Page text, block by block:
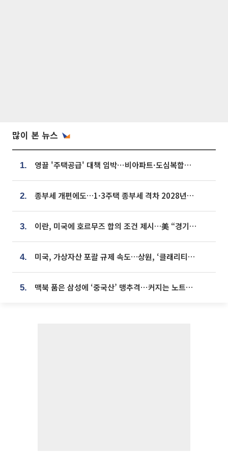
많이 본 뉴스
1. 영끌 '주택공급' 대책 임박⋯비아파트·도심복합까지 총동원
2. 종부세 개편에도…1·3주택 종부세 격차 2028년부터 확대
3. 이란, 미국에 호르무즈 합의 조건 제시…美 “경기 아직 안 끝나” [종합]
4. 미국, 가상자산 포괄 규제 속도…상원, ‘클래리티법’ 9월 절차투표 추진
5. 맥북 품은 삼성에 ‘중국산’ 맹추격⋯커지는 노트북 OLED 시장